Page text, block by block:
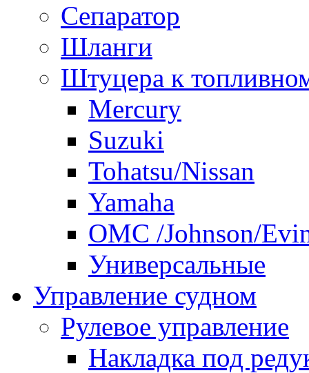
Сепаратор
Шланги
Штуцера к
Mercury
Suzuki
Tohatsu/Nissan
Yamaha
ОМС /Johnson/
Универсальные
Управление судном
Рулевое управление
Накладка под